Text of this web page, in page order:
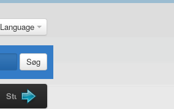
Language
Søg
Studiebøger